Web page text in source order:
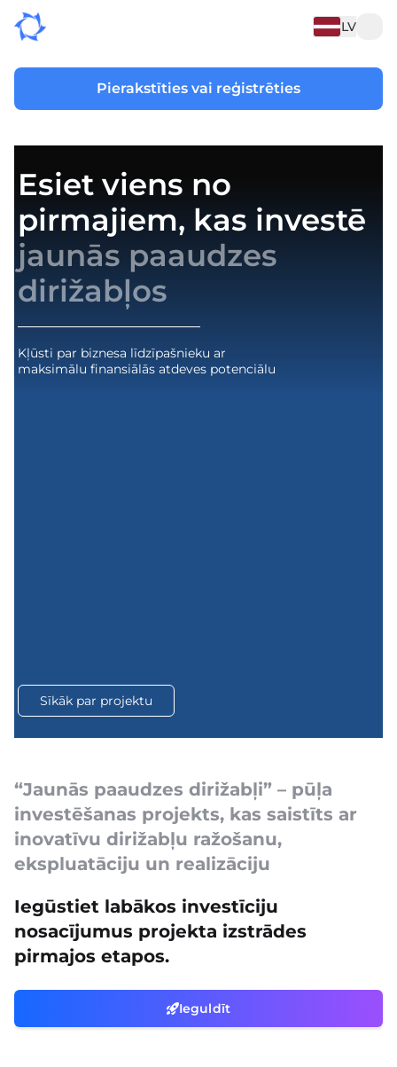
LV
Pierakstīties vai reģistrēties
Esiet viens no
pirmajiem, kas investē
jaunās paaudzes
dirižabļos
Kļūsti par biznesa līdzīpašnieku ar
maksimālu finansiālās atdeves potenciālu
Sīkāk par projektu
“Jaunās paaudzes dirižabļi” – pūļa
investēšanas projekts, kas saistīts ar
inovatīvu dirižabļu ražošanu,
ekspluatāciju un realizāciju
Iegūstiet labākos investīciju
nosacījumus projekta izstrādes
pirmajos etapos.
Ieguldīt